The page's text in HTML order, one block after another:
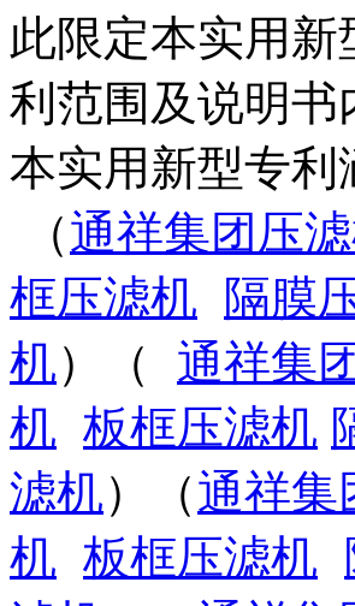
此限定本实用
利范围及说明
本实用新型专
（通祥集团压
框压滤机
隔膜
机）（ 通祥集
机 板框压滤机
滤机）（通祥集
机 板框压滤机